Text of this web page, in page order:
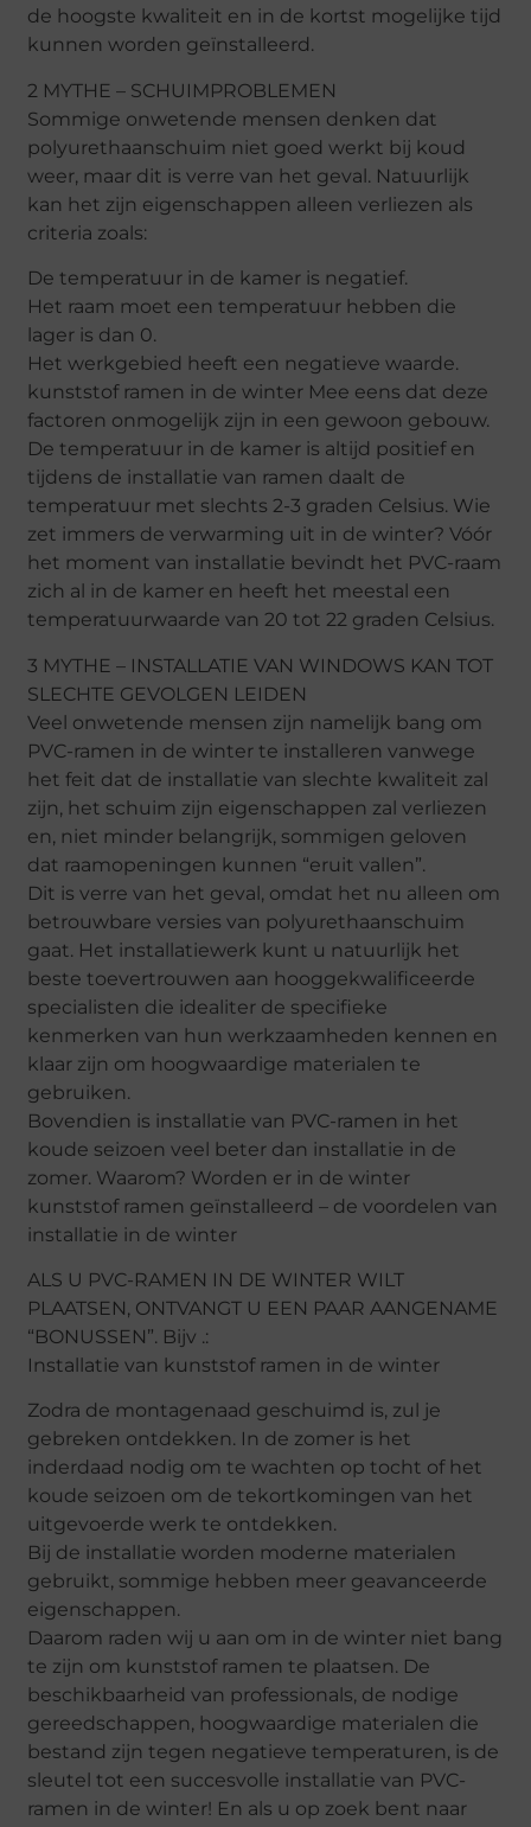
de hoogste kwaliteit en in de kortst mogelijke tijd
kunnen worden geïnstalleerd.
2 MYTHE – SCHUIMPROBLEMEN
Sommige onwetende mensen denken dat
polyurethaanschuim niet goed werkt bij koud
weer, maar dit is verre van het geval. Natuurlijk
kan het zijn eigenschappen alleen verliezen als
criteria zoals:
De temperatuur in de kamer is negatief.
Het raam moet een temperatuur hebben die
lager is dan 0.
Het werkgebied heeft een negatieve waarde.
kunststof ramen in de winter Mee eens dat deze
factoren onmogelijk zijn in een gewoon gebouw.
De temperatuur in de kamer is altijd positief en
tijdens de installatie van ramen daalt de
temperatuur met slechts 2-3 graden Celsius. Wie
zet immers de verwarming uit in de winter? Vóór
het moment van installatie bevindt het PVC-raam
zich al in de kamer en heeft het meestal een
temperatuurwaarde van 20 tot 22 graden Celsius.
3 MYTHE – INSTALLATIE VAN WINDOWS KAN TOT
SLECHTE GEVOLGEN LEIDEN
Veel onwetende mensen zijn namelijk bang om
PVC-ramen in de winter te installeren vanwege
het feit dat de installatie van slechte kwaliteit zal
zijn, het schuim zijn eigenschappen zal verliezen
en, niet minder belangrijk, sommigen geloven
dat raamopeningen kunnen “eruit vallen”.
Dit is verre van het geval, omdat het nu alleen om
betrouwbare versies van polyurethaanschuim
gaat. Het installatiewerk kunt u natuurlijk het
beste toevertrouwen aan hooggekwalificeerde
specialisten die idealiter de specifieke
kenmerken van hun werkzaamheden kennen en
klaar zijn om hoogwaardige materialen te
gebruiken.
Bovendien is installatie van PVC-ramen in het
koude seizoen veel beter dan installatie in de
zomer. Waarom? Worden er in de winter
kunststof ramen geïnstalleerd – de voordelen van
installatie in de winter
ALS U PVC-RAMEN IN DE WINTER WILT
PLAATSEN, ONTVANGT U EEN PAAR AANGENAME
“BONUSSEN”. Bijv .:
Installatie van kunststof ramen in de winter
Zodra de montagenaad geschuimd is, zul je
gebreken ontdekken. In de zomer is het
inderdaad nodig om te wachten op tocht of het
koude seizoen om de tekortkomingen van het
uitgevoerde werk te ontdekken.
Bij de installatie worden moderne materialen
gebruikt, sommige hebben meer geavanceerde
eigenschappen.
Daarom raden wij u aan om in de winter niet bang
te zijn om kunststof ramen te plaatsen. De
beschikbaarheid van professionals, de nodige
gereedschappen, hoogwaardige materialen die
bestand zijn tegen negatieve temperaturen, is de
sleutel tot een succesvolle installatie van PVC-
ramen in de winter! En als u op zoek bent naar